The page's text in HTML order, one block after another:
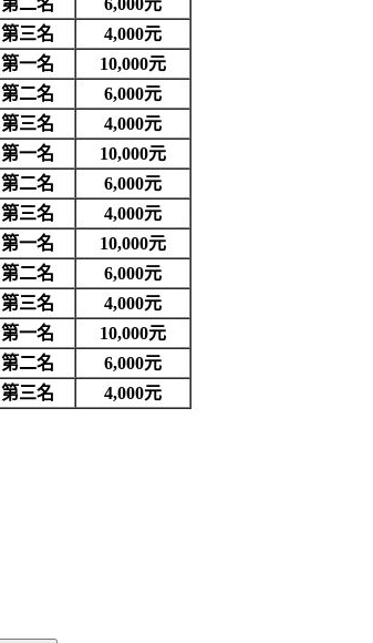
第三名 4,000元
第一名
10,000元
第二名
6,000元
第三名 4,000元
第一名
10,000元
第二名
6,000元
第三名 4,000元
第一名
10,000元
第二名
6,000元
第三名 4,000元
第一名
10,000元
第二名
6,000元
第三名 4,000元